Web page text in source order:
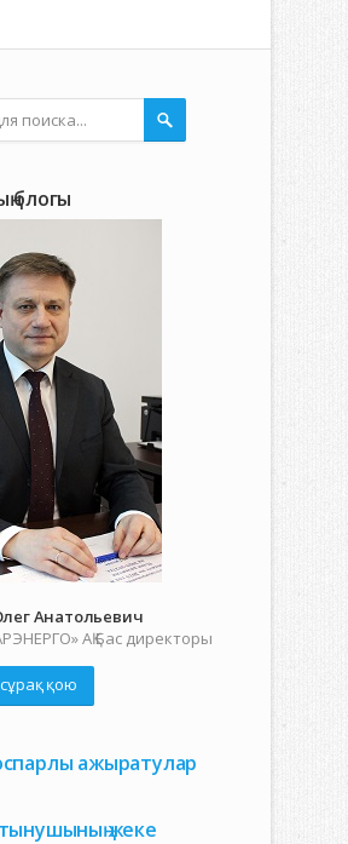
блогы
Анатольевич
АҚ Бас директоры
қою
ажыратулар
жеке